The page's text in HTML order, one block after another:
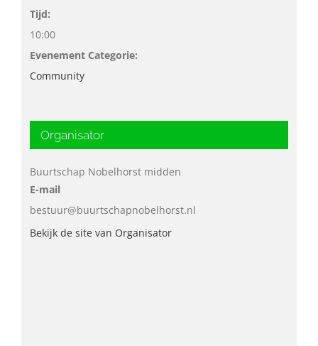
Tijd:
10:00
Evenement Categorie:
Community
Organisator
Buurtschap Nobelhorst midden
E-mail
bestuur@buurtschapnobelhorst.nl
Bekijk de site van Organisator